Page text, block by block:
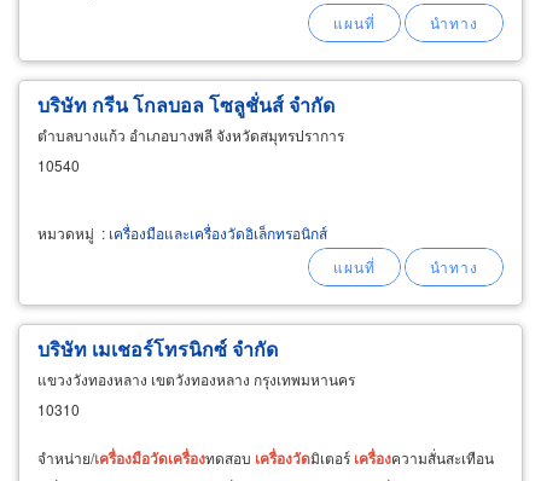
บริษัท กรีน โกลบอล โซลูชั่นส์ จำกัด
ตำบลบางแก้ว อำเภอบางพลี จังหวัดสมุทรปราการ
10540
หมวดหมู่ : เครื่องมือและเครื่องวัดอิเล็กทรอนิกส์
บริษัท เมเชอร์โทรนิกซ์ จำกัด
แขวงวังทองหลาง เขตวังทองหลาง กรุงเทพมหานคร
10310
จำหน่าย/เครื่องมือวัดเครื่องทดสอบ เครื่องวัดมิเตอร์ เครื่องความสั่นสะเทือน